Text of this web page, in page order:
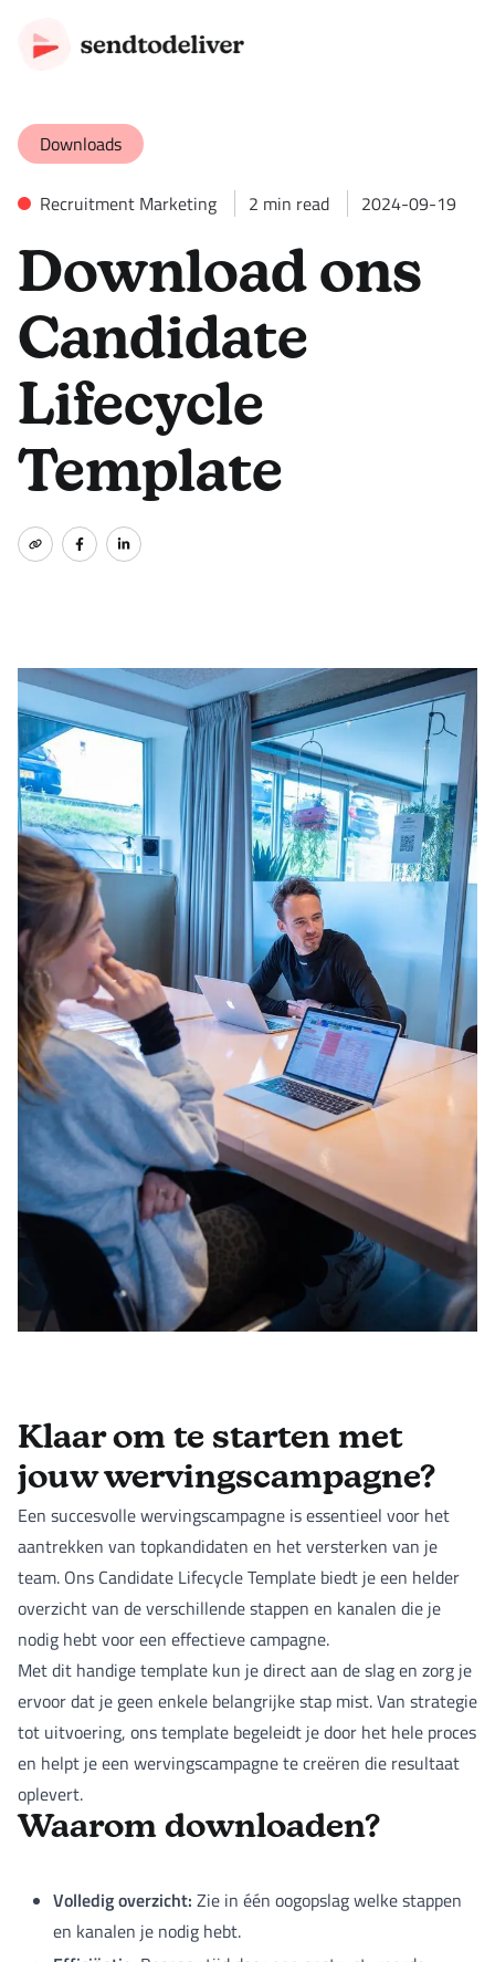
Downloads
Recruitment Marketing 2 min read 2024-09-19
Download ons
Candidate
Lifecycle
Template
Klaar om te starten met
jouw wervingscampagne?
Een succesvolle wervingscampagne is essentieel voor het
aantrekken van topkandidaten en het versterken van je
team. Ons Candidate Lifecycle Template biedt je een helder
overzicht van de verschillende stappen en kanalen die je
nodig hebt voor een effectieve campagne.
Met dit handige template kun je direct aan de slag en zorg je
ervoor dat je geen enkele belangrijke stap mist. Van strategie
tot uitvoering, ons template begeleidt je door het hele proces
en helpt je een wervingscampagne te creëren die resultaat
oplevert.
Waarom downloaden?
Volledig overzicht: Zie in één oogopslag welke stappen
en kanalen je nodig hebt.